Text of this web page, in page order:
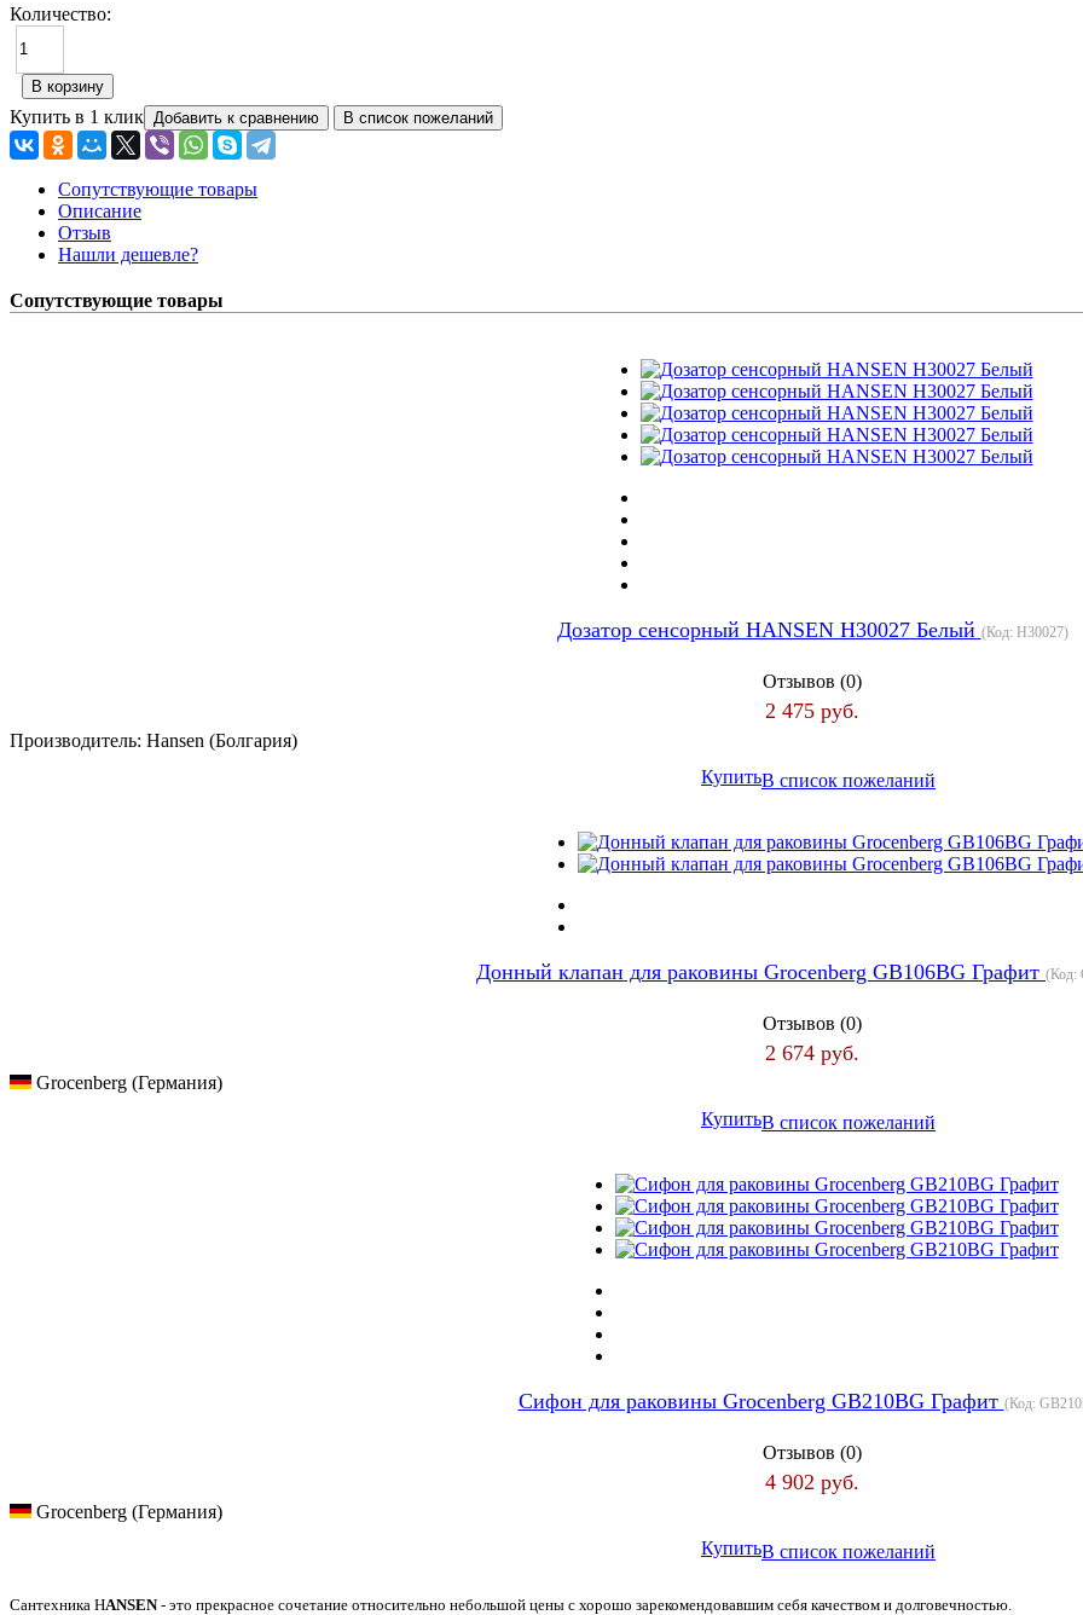
Количество:
Купить в 1 клик
Сопутствующие товары
Описание
Отзыв
Нашли дешевле?
Сопутствующие товары
Дозатор сенсорный HANSEN H30027 Белый (Код: H30027)
Отзывов (0)
2 475 руб.
Производитель: Hansen (Болгария)
КупитьВ список пожеланий
Донный клапан для раковины Grocenberg GB106BG Графит (Код:
Отзывов (0)
2 674 руб.
Grocenberg (Германия)
КупитьВ список пожеланий
Сифон для раковины Grocenberg GB210BG Графит (Код:
Отзывов (0)
4 902 руб.
Grocenberg (Германия)
КупитьВ список пожеланий
Сантехника HANSEN- это прекрасное сочетание относительно небольшой цены с хорошо зарекомендовавшим себя качеством и долговечностью.